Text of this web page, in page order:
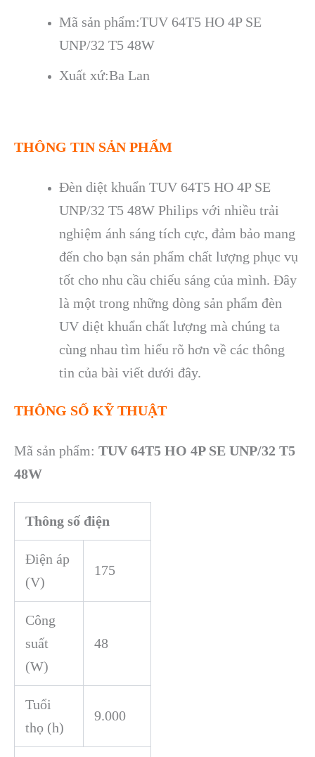
Mã sản phẩm:TUV 64T5 HO 4P SE
UNP/32 T5 48W
Xuất xứ:Ba Lan
THÔNG TIN SẢN PHẨM
Đèn diệt khuẩn TUV 64T5 HO 4P SE
UNP/32 T5 48W Philips với nhiều trải
nghiệm ánh sáng tích cực, đảm bảo mang
đến cho bạn sản phẩm chất lượng phục vụ
tốt cho nhu cầu chiếu sáng của mình. Đây
là một trong những dòng sản phẩm đèn
UV diệt khuẩn chất lượng mà chúng ta
cùng nhau tìm hiểu rõ hơn về các thông
tin của bài viết dưới đây.
THÔNG SỐ KỸ THUẬT
Mã sản phẩm: TUV 64T5 HO 4P SE UNP/32 T5
48W
Thông số điện
Điện áp
(V)
175
Công
suất
(W)
48
Tuổi
thọ (h)
9.000